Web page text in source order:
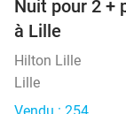
Nuit pour 2 +
à Lille
Hilton Lille
Lille